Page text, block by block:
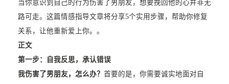
当你意识到自己的行为伤害了男朋友，想要挽回他的心并非无
路可走。这篇情感指导文章将分享5个实用步骤，帮助你修复
关系，让他重新爱上你。。
正文
第一步：自我反思，承认错误
我伤害了男朋友，怎么办？ 首要的是，你需要诚实地面对自